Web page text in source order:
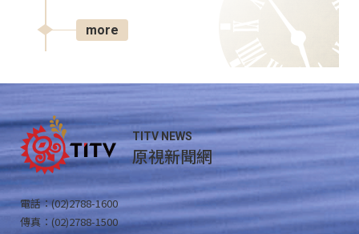
more
TITV NEWS
原視新聞網
電話：(02)2788-1600
傳真：(02)2788-1500